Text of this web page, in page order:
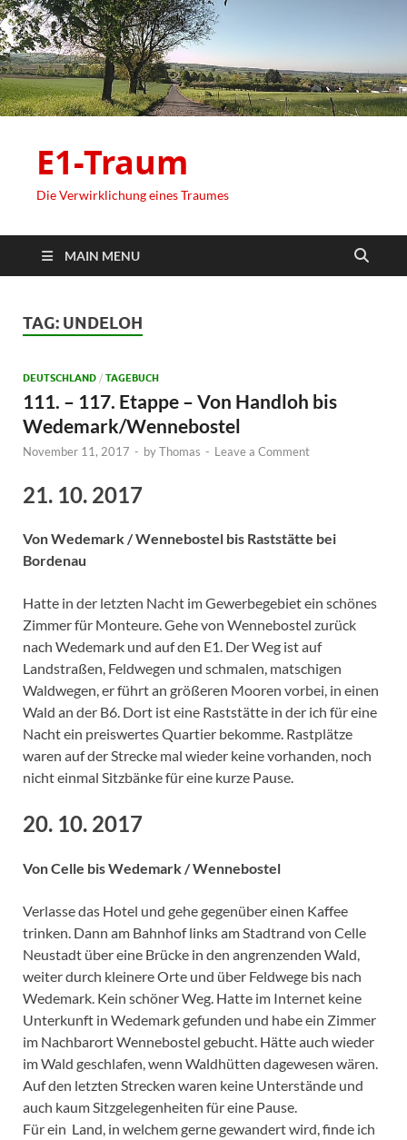
E1-Traum
Die Verwirklichung eines Traumes
MAIN MENU
TAG: UNDELOH
DEUTSCHLAND / TAGEBUCH
111. – 117. Etappe – Von Handloh bis
Wedemark/Wennebostel
November 11, 2017 - byThomas - Leave a Comment
21. 10. 2017
Von Wedemark / Wennebostel bis Raststätte bei
Bordenau
Hatte in der letzten Nacht im Gewerbegebiet ein schönes
Zimmer für Monteure. Gehe von Wennebostel zurück
nach Wedemark und auf den E1. Der Weg ist auf
Landstraßen, Feldwegen und schmalen, matschigen
Waldwegen, er führt an größeren Mooren vorbei, in einen
Wald an der B6. Dort ist eine Raststätte in der ich für eine
Nacht ein preiswertes Quartier bekomme. Rastplätze
waren auf der Strecke mal wieder keine vorhanden, noch
nicht einmal Sitzbänke für eine kurze Pause.
20. 10. 2017
Von Celle bis Wedemark / Wennebostel
Verlasse das Hotel und gehe gegenüber einen Kaffee
trinken. Dann am Bahnhof links am Stadtrand von Celle
Neustadt über eine Brücke in den angrenzenden Wald,
weiter durch kleinere Orte und über Feldwege bis nach
Wedemark. Kein schöner Weg. Hatte im Internet keine
Unterkunft in Wedemark gefunden und habe ein Zimmer
im Nachbarort Wennebostel gebucht. Hätte auch wieder
im Wald geschlafen, wenn Waldhütten dagewesen wären.
Auf den letzten Strecken waren keine Unterstände und
auch kaum Sitzgelegenheiten für eine Pause.
Für ein Land, in welchem gerne gewandert wird, finde ich